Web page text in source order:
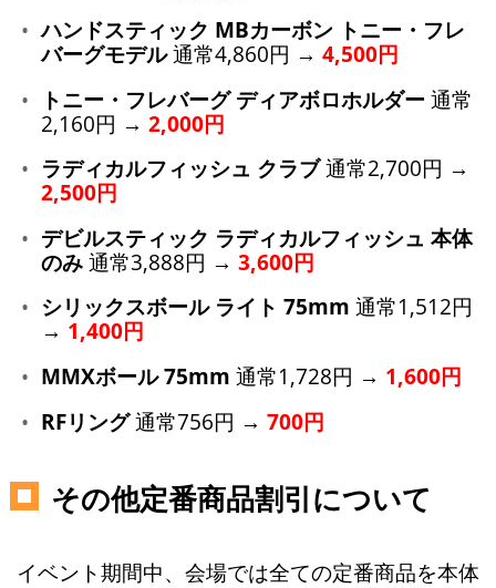
ハンドスティック MBカーボン トニー・フレ
バーグモデル通常4,860円 →4,500円
トニー・フレバーグ ディアボロホルダー通常
2,160円 →2,000円
ラディカルフィッシュ クラブ通常2,700円 →
2,500円
デビルスティック ラディカルフィッシュ 本体
のみ通常3,888円 →3,600円
シリックスボール ライト 75mm通常1,512円
→ 1,400円
MMXボール 75mm通常1,728円 → 1,600円
RFリング通常756円 →700円
その他定番商品割引について
イベント期間中、会場では全ての定番商品を本体